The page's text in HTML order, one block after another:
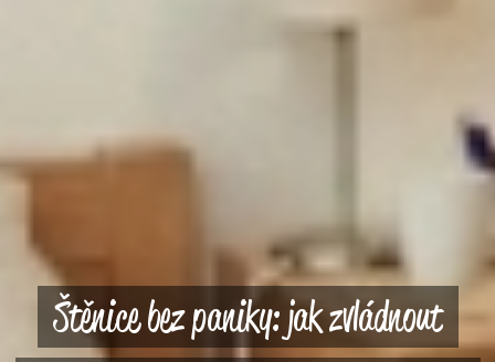
Štěnice bez paniky: jak zvládnout